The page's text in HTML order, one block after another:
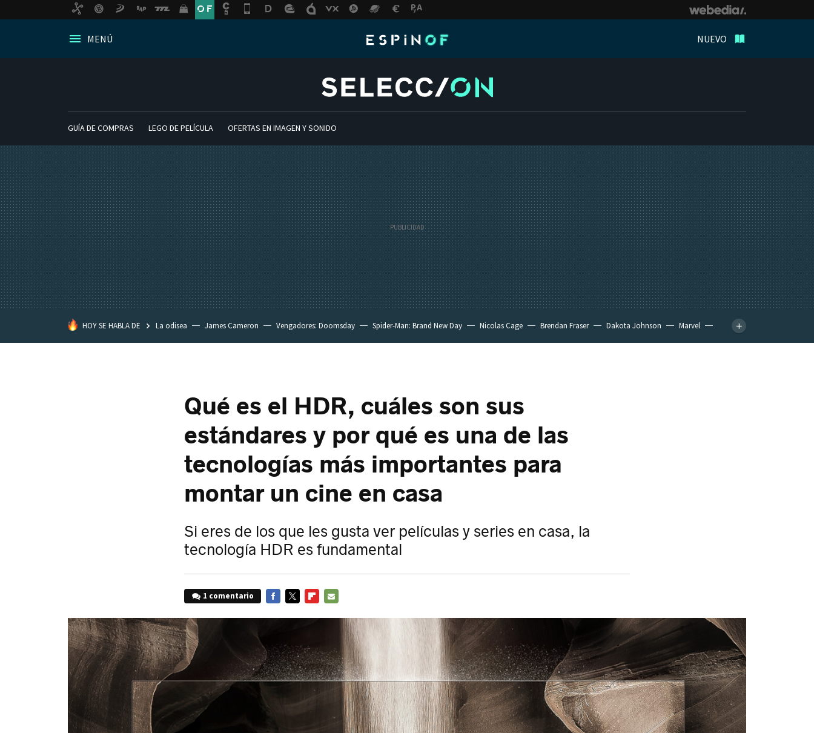
MENÚ NUEVO
GUÍA DE COMPRAS LEGO DE PELÍCULA OFERTAS EN IMAGEN Y SONIDO
HOY SE HABLA DE La odisea James Cameron Vengadores: Doomsday Spider-Man: Brand New Day Nicolas Cage Brendan Fraser Dakota Johnson
Marvel
Qué es el HDR, cuáles son sus
estándares y por qué es una de las
tecnologías más importantes para
montar un cine en casa
Si eres de los que les gusta ver películas y series en casa, la
tecnología HDR es fundamental
1 comentario